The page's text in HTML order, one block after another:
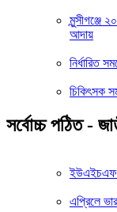
মুন্সীগঞ্জে
আদায়
নির্ধারিত
চিকিৎসক
সর্বোচ্চ পঠিত -
এপ্রিলে